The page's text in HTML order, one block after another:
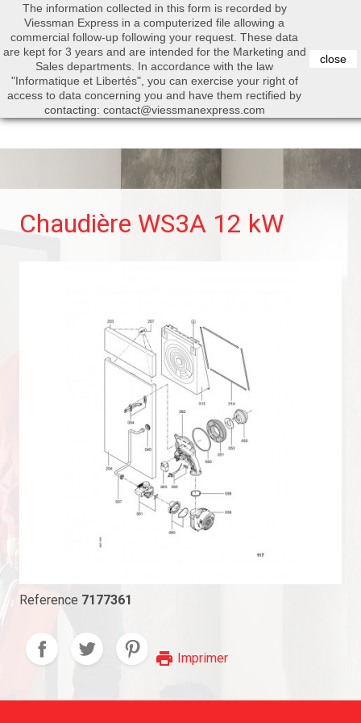
 
Search
Chaudière WS3A 12 kW
Reference 7177361
print Imprimer
The information collected in this form is recorded by
Viessman Express in a computerized file allowing a
commercial follow-up following your request. These data
are kept for 3 years and are intended for the Marketing and
Sales departments. In accordance with the law
"Informatique et Libertés", you can exercise your right of
access to data concerning you and have them rectified by
contacting: contact@viessmanexpress.com
close